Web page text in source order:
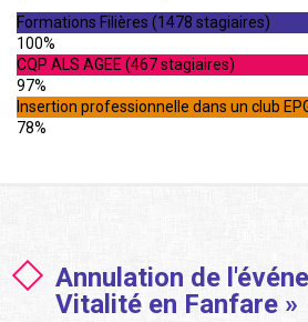
Formations Filières (1478 stagiaires)
100%
CQP ALS AGEE (467 stagiaires)
97%
Insertion professionnelle dans un club
78%
Annulation de
Vitalité en Fanfare »